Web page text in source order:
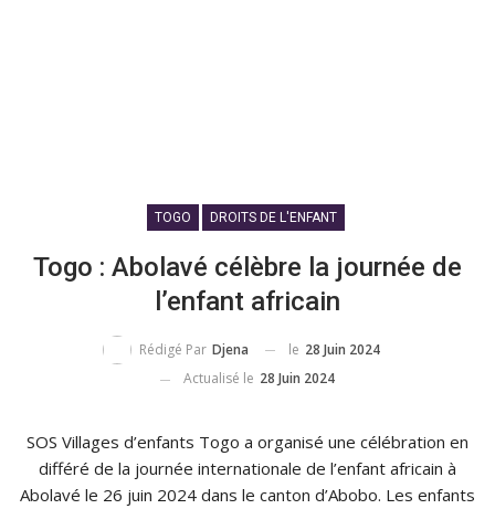
TOGO DROITS DE L'ENFANT
Togo : Abolavé célèbre la journée de
l’enfant africain
Rédigé Par Djena le 28 Juin 2024
Actualisé le 28 Juin 2024
SOS Villages d’enfants Togo a organisé une célébration en
différé de la journée internationale de l’enfant africain à
Abolavé le 26 juin 2024 dans le canton d’Abobo. Les enfants